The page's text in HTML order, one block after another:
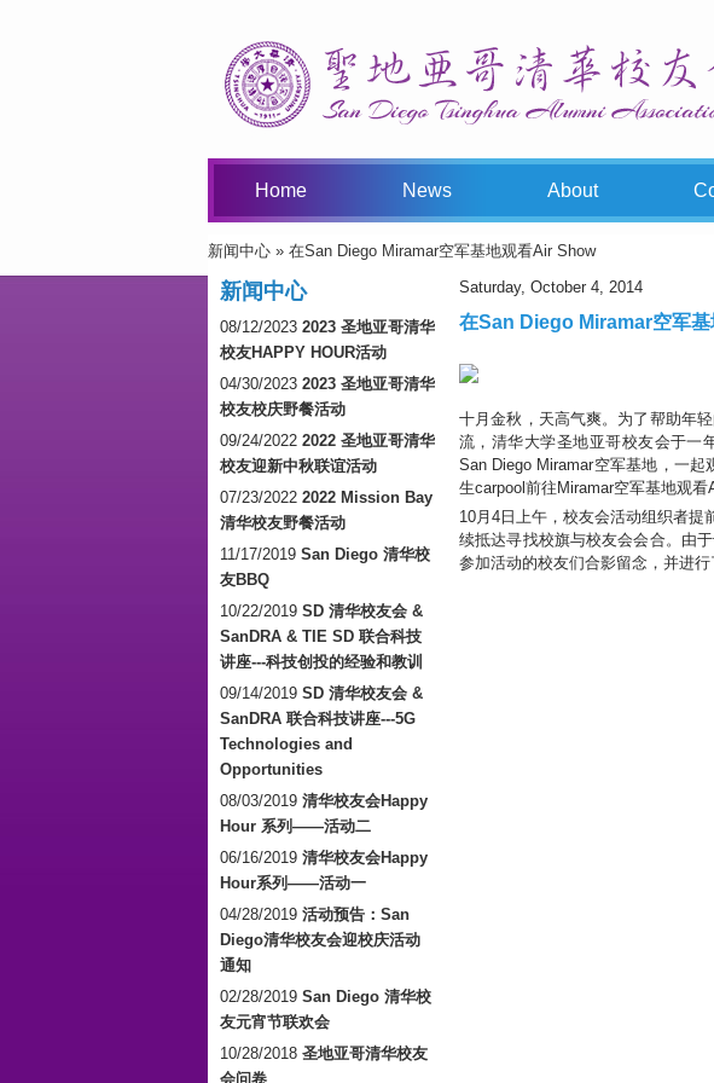
Home News About
You Are Here
新闻中心 » 在San Diego Miramar空军基地观看Air Show
新闻中心
08/12/2023 2023 圣地亚哥清华
校友HAPPY HOUR活动
04/30/2023 2023 圣地亚哥清华
校友校庆野餐活动
09/24/2022 2022 圣地亚哥清华
校友迎新中秋联谊活动
07/23/2022 2022 Mission Bay
清华校友野餐活动
11/17/2019 San Diego 清华校
友BBQ
10/22/2019 SD 清华校友会 &
SanDRA & TIE SD 联合科技
讲座---科技创投的经验和教训
09/14/2019 SD 清华校友会 &
SanDRA 联合科技讲座---5G
Technologies and
Opportunities
08/03/2019 清华校友会Happy
Hour 系列——活动二
06/16/2019 清华校友会Happy
Hour系列——活动一
04/28/2019 活动预告：San
Diego清华校友会迎校庆活动
通知
02/28/2019 San Diego 清华校
友元宵节联欢会
10/28/2018 圣地亚哥清华校友
会问卷
Saturday, October 4, 2014
在San Diego Miramar空军
十月金秋，天高气爽。为了帮助年
流，清华大学圣地亚哥校友会于一
San Diego Miramar空军基地，一
生carpool前往Miramar空军基地观看
10月4日上午，校友会活动组织者
续抵达寻找校旗与校友会会合。由
参加活动的校友们合影留念，并进行